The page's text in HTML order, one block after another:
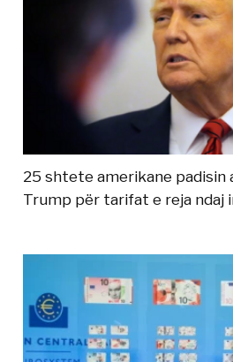
25 shtete amerikane padisin
Trump për tarifat e reja ndaj